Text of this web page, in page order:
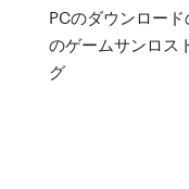
PCのダウンロー
のゲームサンロス
グ